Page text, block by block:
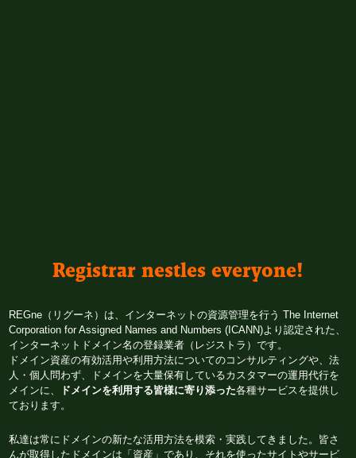
Registrar nestles everyone!
REGne（リグーネ）は、インターネットの資源管理を行う The Internet
Corporation for Assigned Names and Numbers (ICANN)より認定された、
インターネットドメイン名の登録業者（レジストラ）です。
ドメイン資産の有効活用や利用方法についてのコンサルティングや、法
人・個人問わず、ドメインを大量保有しているカスタマーの運用代行を
メインに、
ドメインを利用する皆様に寄り添った各種サービスを提供し
ております。
私達は常にドメインの新たな活用方法を模索・実践してきました。皆さ
んが取得したドメインは「資産」であり、それを使ったサイトやサービ